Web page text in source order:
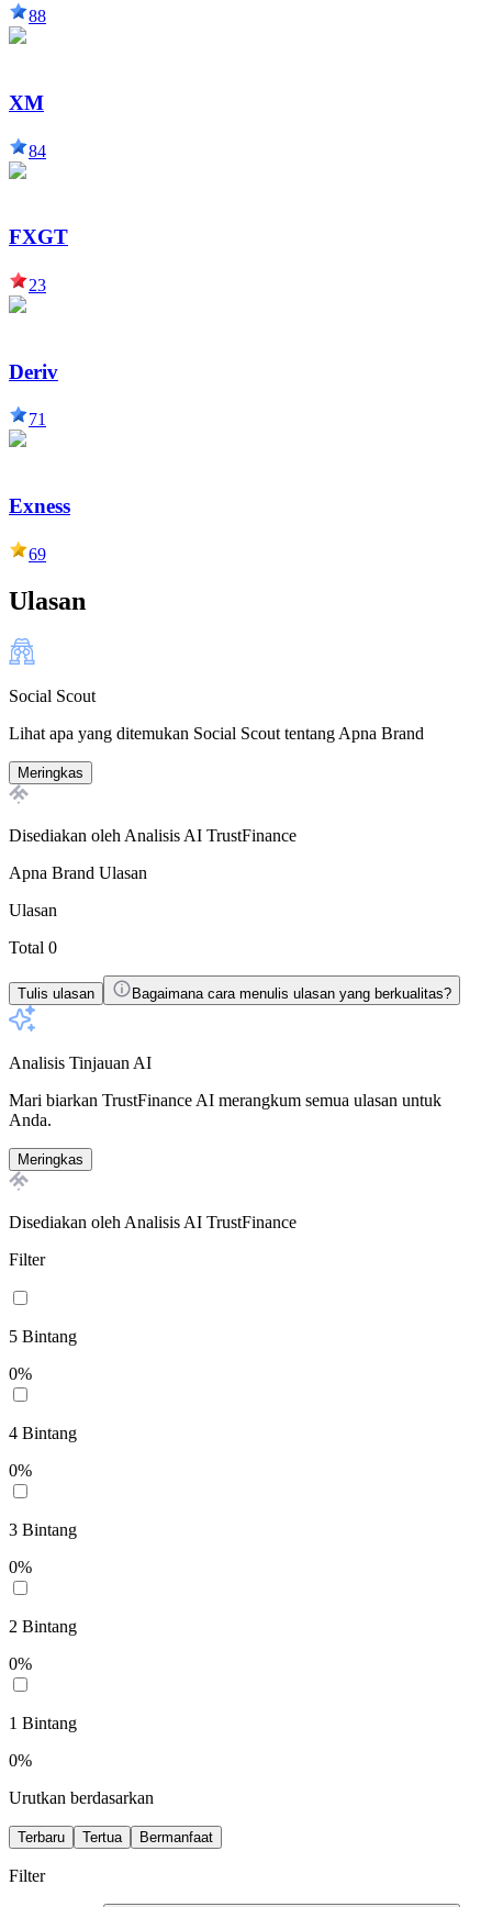
88
XM
84
FXGT
23
Deriv
71
Exness
69
Ulasan
Social Scout
Lihat apa yang ditemukan Social Scout tentang Apna Brand
Meringkas
Disediakan oleh Analisis AI TrustFinance
Apna Brand Ulasan
Ulasan
Total 0
Tulis ulasan Bagaimana cara menulis ulasan yang berkualitas?
Analisis Tinjauan AI
Mari biarkan TrustFinance AI merangkum semua ulasan untuk
Anda.
Meringkas
Disediakan oleh Analisis AI TrustFinance
Filter
5 Bintang
0%
4 Bintang
0%
3 Bintang
0%
2 Bintang
0%
1 Bintang
0%
Urutkan berdasarkan
Terbaru Tertua Bermanfaat
Filter